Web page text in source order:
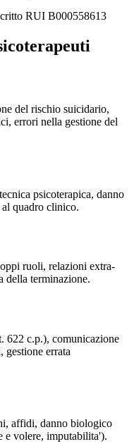
RUI B000558613
del rischio suicidario,
errori nella gestione del
psicoterapica, danno
quadro clinico.
ruoli, relazioni extra-
della terminazione.
622 c.p.), comunicazione
errata
affidi, danno biologico
e volere, imputabilita').